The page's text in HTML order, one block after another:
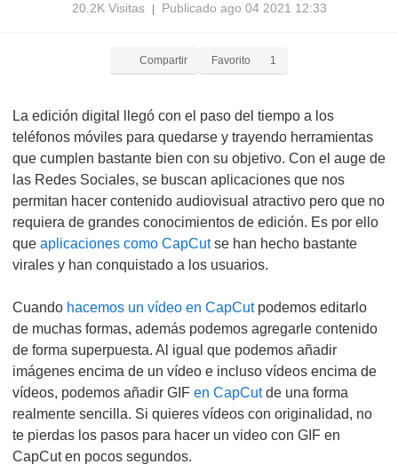
20.2K Visitas
Publicado ago 04 2021 12:33
Compartir Favorito 1
La edición digital llegó con el paso del tiempo a los
teléfonos móviles para quedarse y trayendo herramientas
que cumplen bastante bien con su objetivo. Con el auge de
las Redes Sociales, se buscan aplicaciones que nos
permitan hacer contenido audiovisual atractivo pero que no
requiera de grandes conocimientos de edición. Es por ello
que aplicaciones como CapCutse han hecho bastante
virales y han conquistado a los usuarios.
Cuando hacemos un vídeo en CapCutpodemos editarlo
de muchas formas, además podemos agregarle contenido
de forma superpuesta. Al igual que podemos añadir
imágenes encima de un vídeo e incluso vídeos encima de
vídeos, podemos añadir GIF en CapCutde una forma
realmente sencilla. Si quieres vídeos con originalidad, no
te pierdas los pasos para hacer un video con GIF en
CapCut en pocos segundos.